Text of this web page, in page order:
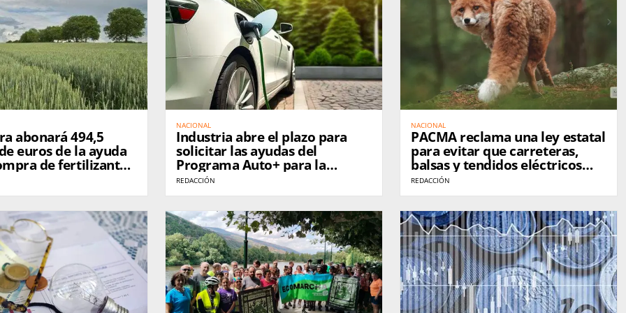
abonará 494,5
euros de la ayuda
de fertilizantes
agricultores
NACIONAL
Industria abre el plazo para
solicitar las ayudas del
Programa Auto+ para la
compra de vehículos eléctricos
REDACCIÓN
NACIONAL
PACMA reclama una ley estatal
para evitar que carreteras,
balsas y tendidos eléctricos
sigan matando fauna silvestre
REDACCIÓN